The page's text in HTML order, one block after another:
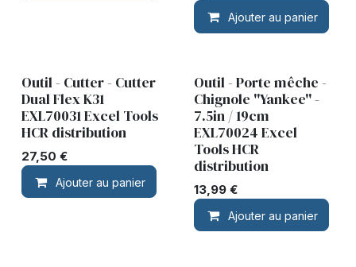
Ajouter au panier
Outil - Cutter - Cutter
Dual Flex K31
EXL70031 Excel Tools
HCR distribution
27,50 €
Ajouter au panier
Outil - Porte mêche -
Chignole ''Yankee'' -
7.5in / 19cm
EXL70024 Excel
Tools HCR
distribution
13,99€
Ajouter au panier